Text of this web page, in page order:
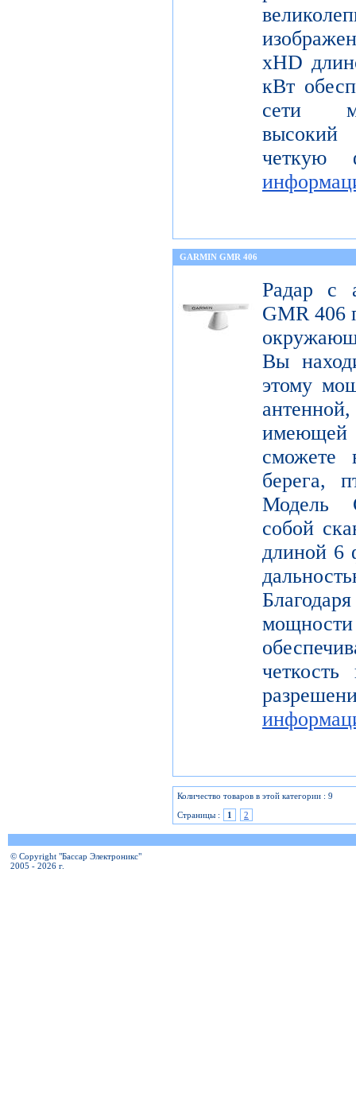
xHD
кВт
сети
высокий
четкую
GARMIN GMR 406
Радар с
GMR 406
Вы
этому
сможете
берега,
Модель
собой
длиной 6
Количество товаров в этой категории : 9
Страницы :
1 2
© Copyright "Бассар Электроникс"
2005 - 2026 г.